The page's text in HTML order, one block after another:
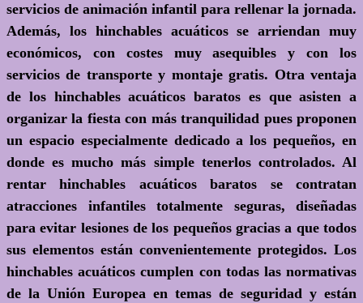
servicios de animación infantil para rellenar la jornada.
Además, los hinchables acuáticos se arriendan muy
económicos, con costes muy asequibles y con los
servicios de transporte y montaje gratis. Otra ventaja
de los hinchables acuáticos baratos es que asisten a
organizar la fiesta con más tranquilidad pues proponen
un espacio especialmente dedicado a los pequeños, en
donde es mucho más simple tenerlos controlados. Al
rentar hinchables acuáticos baratos se contratan
atracciones infantiles totalmente seguras, diseñadas
para evitar lesiones de los pequeños gracias a que todos
sus elementos están convenientemente protegidos. Los
hinchables acuáticos cumplen con todas las normativas
de la Unión Europea en temas de seguridad y están